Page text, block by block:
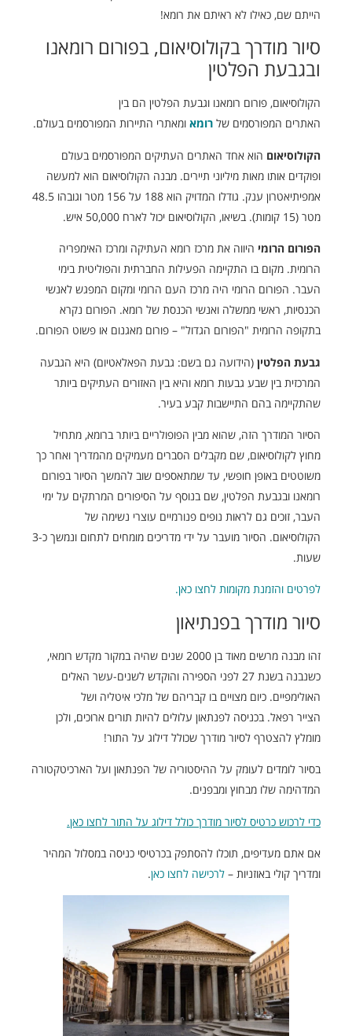
הייתם שם, כאילו לא ראיתם את רומא!
סיור מודרך בקולוסיאום, בפורום רומאנו
ובגבעת הפלטין
הקולוסיאום, פורום רומאנו וגבעת הפלטין הם בין
האתרים המפורסמים שלרומאומאתרי התיירות המפורסמים בעולם.
הקולוסיאוםהוא אחד האתרים העתיקים המפורסמים בעולם
ופוקדים אותו מאות מיליוני תיירים. מבנה הקולוסיאום הוא למעשה
אמפיתיאטרון ענק. גודלו המדויק הוא 188 על 156 מטר וגובהו 48.5
מטר (15 קומות). בשיאו, הקולוסיאום יכול לארח 50,000 איש.
הפורום הרומיהיווה את מרכז רומא העתיקה ומרכז האימפריה
הרומית. מקום בו התקיימה הפעילות החברתית והפוליטית בימי
העבר. הפורום הרומי היה מרכז העם הרומי ומקום המפגש לאנשי
הכנסיות, ראשי ממשלה ואנשי הכנסת של רומא. הפורום נקרא
בתקופה הרומית "הפורום הגדול" – פורום מאגנום או פשוט הפורום.
גבעת הפלטין(הידועה גם בשם: גבעת הפאלאטיום) היא הגבעה
המרכזית בין שבע גבעות רומא והיא בין האזורים העתיקים ביותר
שהתקיימה בהם התיישבות קבע בעיר.
הסיור המודרך הזה, שהוא מבין הפופולריים ביותר ברומא, מתחיל
מחוץ לקולוסיאום, שם מקבלים הסברים מעמיקים מהמדריך ואחר כך
משוטטים באופן חופשי, עד שמתאספים שוב להמשך הסיור בפורום
רומאנו ובגבעת הפלטין, שם בנוסף על הסיפורים המרתקים על ימי
העבר, זוכים גם לראות נופים פנורמיים עוצרי נשימה של
הקולוסיאום. הסיור מועבר על ידי מדריכים מומחים לתחום ונמשך כ-3
שעות.
לפרטים והזמנת מקומות לחצו כאן.
סיור מודרך בפנתיאון
זהו מבנה מרשים מאוד בן 2000 שנים שהיה במקור מקדש רומאי,
כשנבנה בשנת 27 לפני הספירה והוקדש לשנים-עשר האלים
האולימפיים. כיום מצויים בו קבריהם של מלכי איטליה ושל
הצייר רפאל. בכניסה לפנתאון עלולים להיות תורים ארוכים, ולכן
מומלץ להצטרף לסיור מודרך שכולל דילוג על התור!
בסיור לומדים לעומק על ההיסטוריה של הפנתאון ועל הארכיטקטורה
המדהימה שלו מבחוץ ומבפנים.
כדי לרכוש כרטיס לסיור מודרך כולל דילוג על התור לחצו כאן.
אם אתם מעדיפים, תוכלו להסתפק בכרטיסי כניסה במסלול המהיר
ומדריך קולי באוזניות –לרכישה לחצו כאן.